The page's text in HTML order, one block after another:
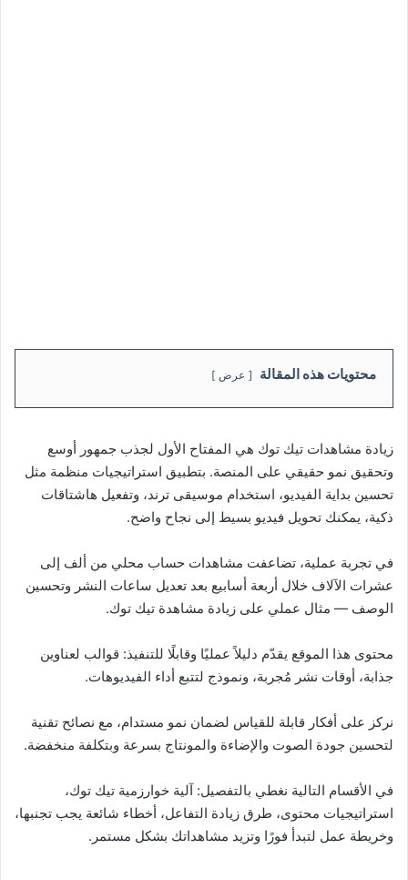
محتويات هذه المقالة عرض
زيادة مشاهدات تيك توك هي المفتاح الأول لجذب جمهور أوسع
وتحقيق نمو حقيقي على المنصة. بتطبيق استراتيجيات منظمة مثل
تحسين بداية الفيديو، استخدام موسيقى ترند، وتفعيل هاشتاقات
ذكية، يمكنك تحويل فيديو بسيط إلى نجاح واضح.
في تجربة عملية، تضاعفت مشاهدات حساب محلي من ألف إلى
عشرات الآلاف خلال أربعة أسابيع بعد تعديل ساعات النشر وتحسين
الوصف — مثال عملي على زيادة مشاهدة تيك توك.
محتوى هذا الموقع يقدّم دليلاً عمليًا وقابلًا للتنفيذ: قوالب لعناوين
جذابة، أوقات نشر مُجربة، ونموذج لتتبع أداء الفيديوهات.
نركز على أفكار قابلة للقياس لضمان نمو مستدام، مع نصائح تقنية
لتحسين جودة الصوت والإضاءة والمونتاج بسرعة وبتكلفة منخفضة.
في الأقسام التالية نغطي بالتفصيل: آلية خوارزمية تيك توك،
استراتيجيات محتوى، طرق زيادة التفاعل، أخطاء شائعة يجب تجنبها،
وخريطة عمل لتبدأ فورًا وتزيد مشاهداتك بشكل مستمر.